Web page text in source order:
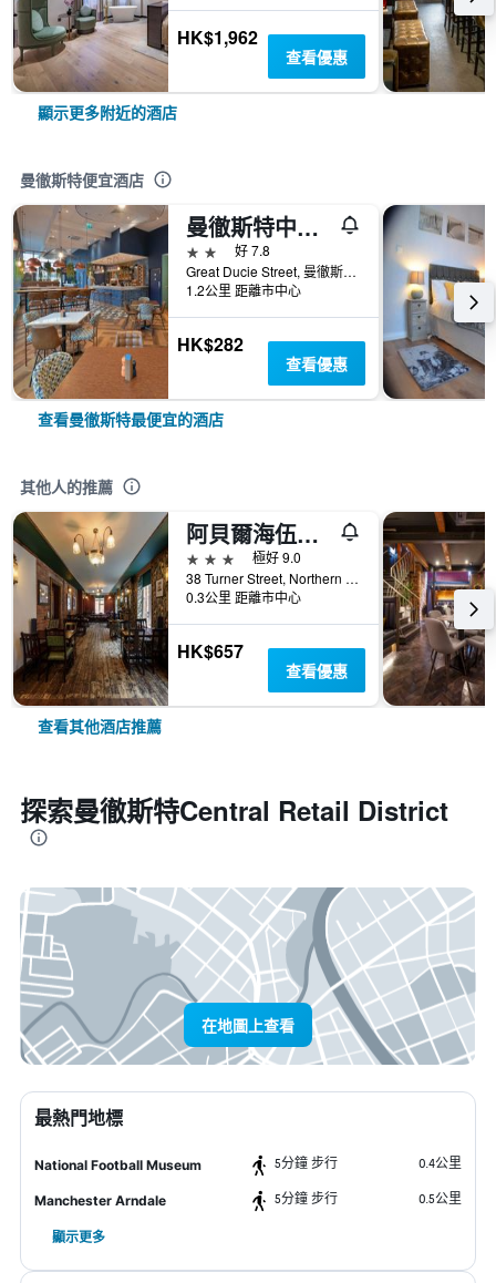
HK$1,962
查看優惠
顯示更多附近的酒店
曼徹斯特便宜酒店
曼徹斯特中心區旅遊旅館
2星級
好 7.8
Great Ducie Street, 曼徹斯特, 英國
1.2公里 距離市中心
HK$282
查看優惠
查看曼徹斯特最便宜的酒店
其他人的推薦
阿貝爾海伍德精品飯店
3星級
極好 9.0
38 Turner Street, Northern Quarter, 曼徹斯特, 英國
0.3公里 距離市中心
HK$657
查看優惠
查看其他酒店推薦
探索曼徹斯特Central Retail District
在地圖上查看
最熱門地標
National Football Museum 5分鐘 步行 0.4公里
Manchester Arndale 5分鐘 步行 0.5公里
顯示更多